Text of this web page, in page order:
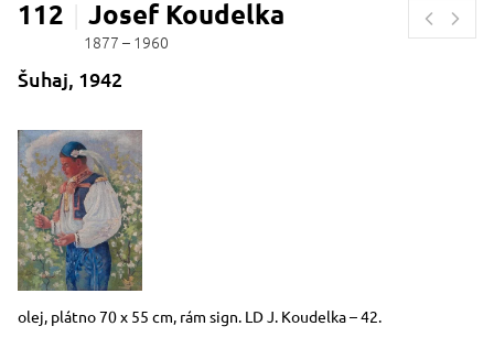
112 Josef Koudelka
1877 – 1960
Šuhaj, 1942
Rozměry
Stručný popis předmětu
olej, plátno 70 x 55 cm, rám sign. LD J. Koudelka – 42.